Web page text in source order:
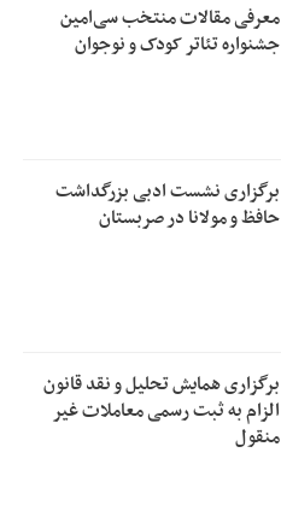
معرفی مقالات منتخب سی‌امین
جشنواره تئاتر کودک و نوجوان
برگزاری نشست ادبی بزرگداشت
حافظ و مولانا در صربستان
برگزاری همایش تحلیل و نقد قانون
الزام به ثبت رسمی معاملات غیر
منقول